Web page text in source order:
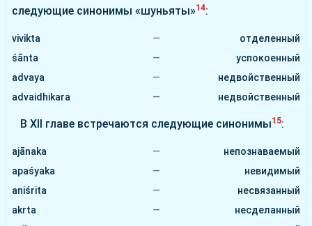
следующие синонимы «шуньяты»14:
vivikta —
отделенный
śānta
—
успокоенный
advaya
—
недвойственный
advaidhikara
— недвойственный
В ХІІ главе встречаются следующие синонимы15:
ajānaka —
непознаваемый
apaśyaka
—
невидимый
aniśrita
—
несвязанный
akrta
—
несделанный